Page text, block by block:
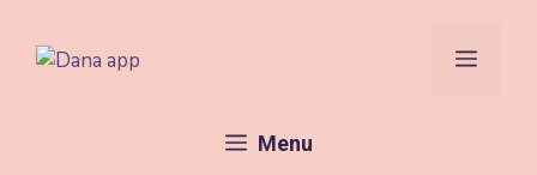
contenido
Menú
Menu